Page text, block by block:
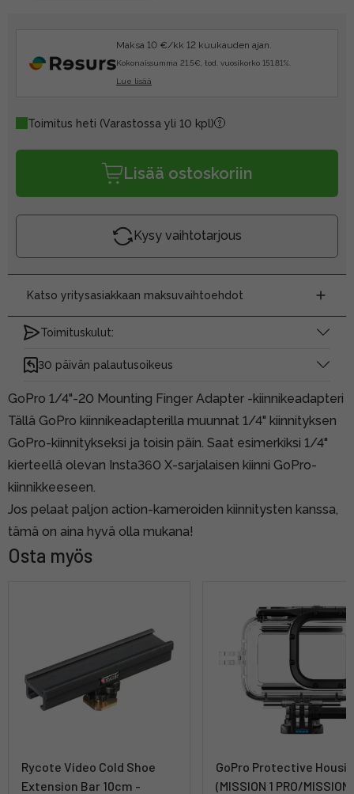
Maksa 10 €/kk 12 kuukauden ajan.
Kokonaissumma 21.5€, tod. vuosikorko 151.81%.
Lue lisää
Toimitus heti (Varastossa yli 10 kpl)
Lisää ostoskoriin
Kysy vaihtotarjous
Katso yritysasiakkaan maksuvaihtoehdot
Toimituskulut:
30 päivän palautusoikeus
GoPro 1/4"-20 Mounting Finger Adapter -kiinnikeadapteri
Tällä GoPro kiinnikeadapterilla muunnat 1/4" kiinnityksen
GoPro-kiinnitykseksi ja toisin päin. Saat esimerkiksi 1/4"
kierteellä olevan Insta360 X-sarjalaisen kiinni GoPro-
kiinnikkeeseen.
Jos pelaat paljon action-kameroiden kiinnitysten kanssa,
tämä on aina hyvä olla mukana!
Osta myös
Rycote Video Cold Shoe
Extension Bar 10cm -
GoPro Protective
(MISSION 1 PRO/MISSION